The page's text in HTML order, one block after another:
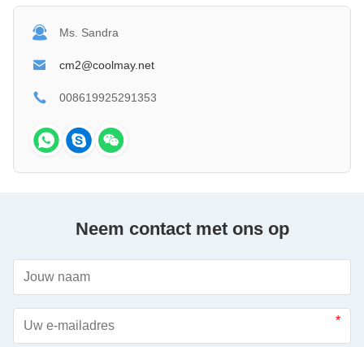
Ms. Sandra
cm2@coolmay.net
008619925291353
Neem contact met ons op